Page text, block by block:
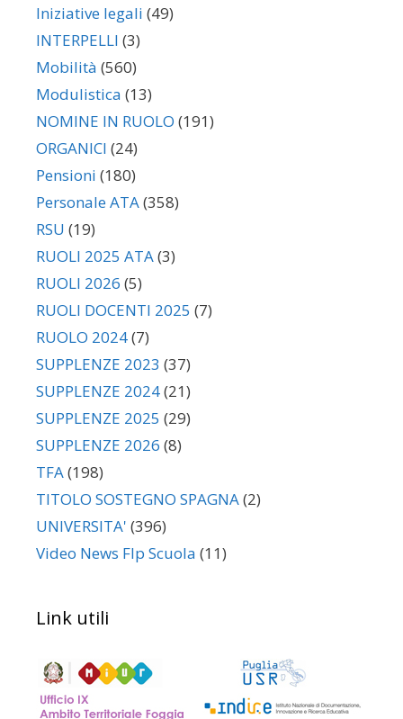
Iniziative legali (49)
INTERPELLI (3)
Mobilità (560)
Modulistica (13)
NOMINE IN RUOLO (191)
ORGANICI (24)
Pensioni (180)
Personale ATA(358)
RSU (19)
RUOLI 2025 ATA(3)
RUOLI 2026 (5)
RUOLI DOCENTI 2025 (7)
RUOLO 2024(7)
SUPPLENZE 2023 (37)
SUPPLENZE 2024(21)
SUPPLENZE 2025 (29)
SUPPLENZE 2026 (8)
TFA(198)
TITOLO SOSTEGNO SPAGNA(2)
UNIVERSITA' (396)
Video News Flp Scuola (11)
Link utili